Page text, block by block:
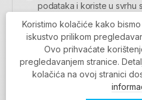
podataka i koriste u svrhu
MOJARIJEKA
Koristimo kolačiće kako
iskustvo prilikom
Ovo prihvaćate
pregledavanjem stranice.
kolačića na ovoj stranici